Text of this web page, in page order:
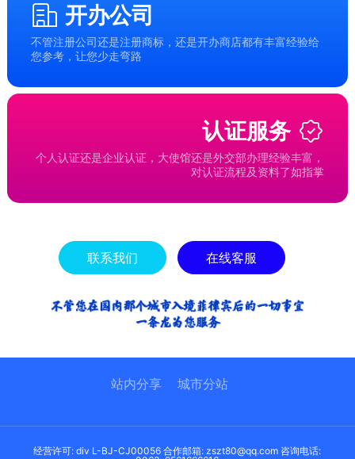
开办公司
不管注册公司还是注册商标，还是开办商店都有丰富经验给
您参考，让您少走弯路
认证服务
个人认证还是企业认证，大使馆还是外交部办理经验丰富，
对认证流程及资料了如指掌
联系我们 在线客服
站内分享 城市分站
经营许可: div L-BJ-CJ00056 合作邮箱: zszt80@qq.com 咨询电话: